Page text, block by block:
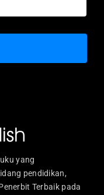
yang
pendidikan,
Terbaik pada